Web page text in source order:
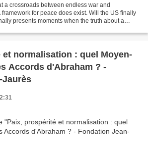
a crossroads between endless war and
for peace does exist. Will the US finally
presents moments when the truth about a
et normalisation : quel Moyen-
Accords d'Abraham ? -
Jaurès